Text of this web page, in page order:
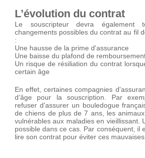
L’évolution du contrat
Le souscripteur devra également
changements possibles du contrat au fil
:
Une hausse de la prime d'assurance
Une baisse du plafond de
Un risque de résiliation du contrat
certain âge
En effet, certaines compagnies
d’âge pour la souscription. Par
refuser d'assurer un bouledogue
de chiens de plus de 7 ans, les
vulnérables aux maladies en vieillissant.
possible dans ce cas. Par conséquent, il
lire son contrat pour éviter ces mauvaises